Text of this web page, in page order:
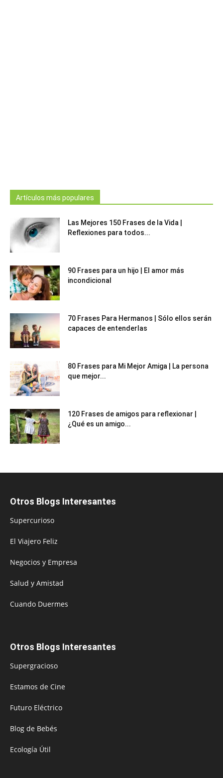
Artículos más populares
Las Mejores 150 Frases de la Vida |
Reflexiones para todos...
90 Frases para un hijo | El amor más
incondicional
70 Frases Para Hermanos | Sólo ellos serán
capaces de entenderlas
80 Frases para Mi Mejor Amiga | La persona
que mejor...
120 Frases de amigos para reflexionar |
¿Qué es un amigo...
Otros Blogs Interesantes
Supercurioso
El Viajero Feliz
Negocios y Empresa
Salud y Amistad
Cuando Duermes
Otros Blogs Interesantes
Supergracioso
Estamos de Cine
Futuro Eléctrico
Blog de Bebés
Ecología Útil